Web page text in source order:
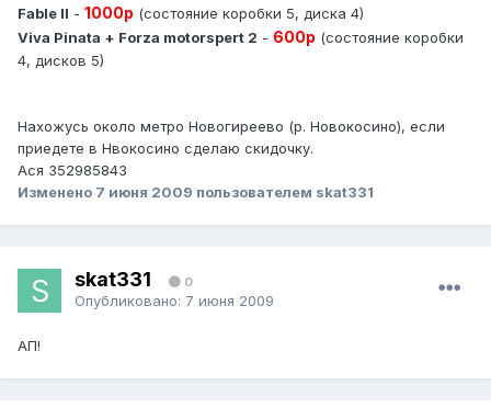
Fable II - 1000р (состояние коробки 5, диска 4)
Viva Pinata + Forza motorspert 2 - 600р (состояние коробки
4, дисков 5)
Нахожусь около метро Новогиреево (р. Новокосино), если
приедете в Нвокосино сделаю скидочку.
Ася 352985843
Изменено 7 июня 2009 пользователем skat331
skat331 0
Опубликовано: 7 июня 2009
АП!